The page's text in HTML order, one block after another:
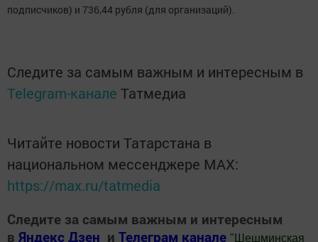
подписчиков) и 736,44 рубля (для организаций).
Следите за самым важным и интересным в
Telegram-канале Татмедиа
Читайте новости Татарстана в
национальном мессенджере MАХ:
https://max.ru/tatmedia
Следите за самым важным и интересным
в Яндекс Дзен и Телеграм канале " Шешминская